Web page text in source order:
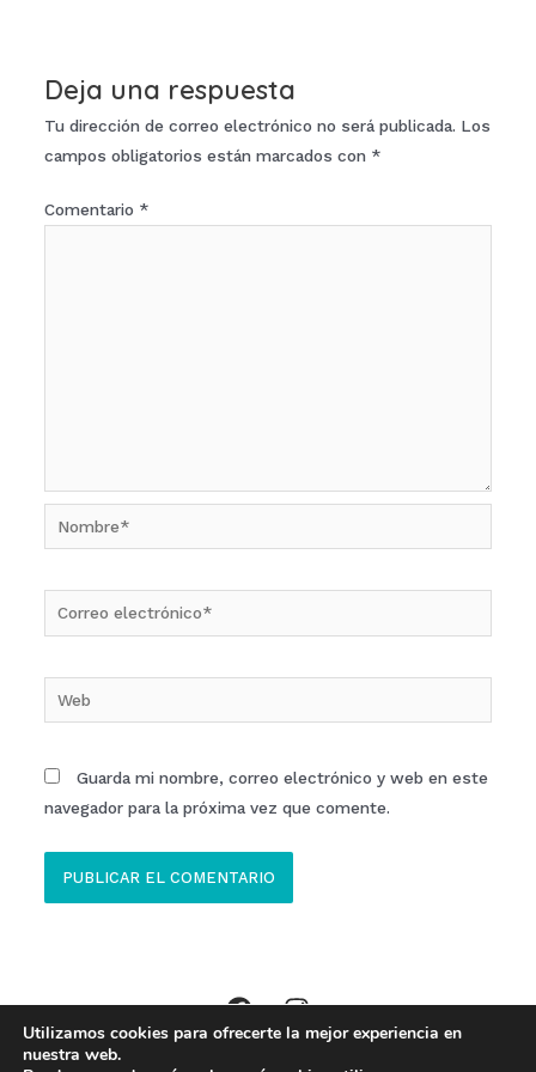
Deja una respuesta
Tu dirección de correo electrónico no será publicada. Los
campos obligatorios están marcados con *
Comentario *
Nombre*
electrónico*
Guarda mi nombre, correo electrónico y web en este
navegador para la próxima vez que comente.
Copyright © 2026 Clinica ECOM Ibi //
Utilizamos cookies para ofrecerte la mejor experiencia en
nuestra web.